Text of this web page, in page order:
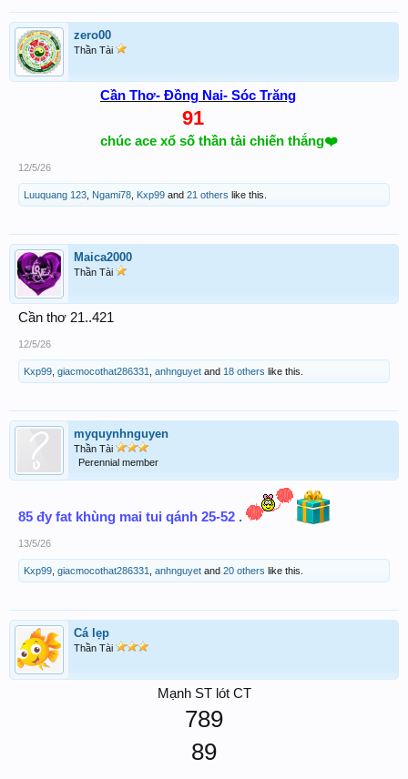
zero00
Thần Tài
Cần Thơ- Đồng Nai- Sóc Trăng
91
chúc ace xổ số thần tài chiến thắng❤️
12/5/26
Luuquang 123 Ngami78 Kxp99 and 21 others like this.
Maica2000
Thần Tài
Cần thơ 21..421
12/5/26
Kxp99 giacmocothat286331 anhnguyet and 18 others like this.
myquynhnguyen
Thần Tài
Perennial member
85 đy fat khùng mai tui qánh 25-52 .
13/5/26
Kxp99 giacmocothat286331 anhnguyet and 20 others like this.
Cá lẹp
Thần Tài
Mạnh ST lót CT
789
89